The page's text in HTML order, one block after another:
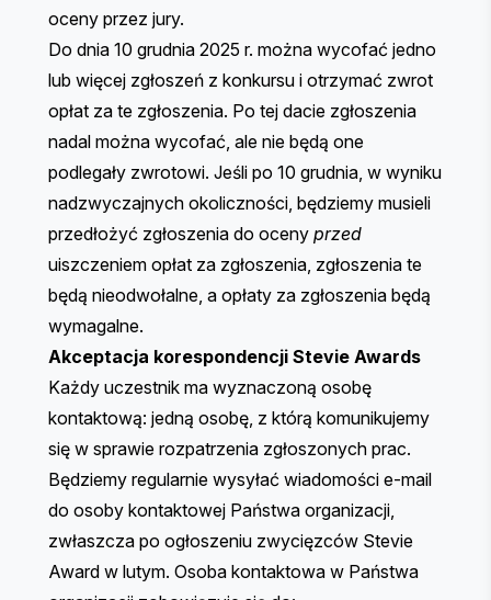
oceny przez jury.
Do dnia 10 grudnia 2025 r. można wycofać jedno
lub więcej zgłoszeń z konkursu i otrzymać zwrot
opłat za te zgłoszenia. Po tej dacie zgłoszenia
nadal można wycofać, ale nie będą one
podlegały zwrotowi. Jeśli po 10 grudnia, w wyniku
nadzwyczajnych okoliczności, będziemy musieli
przedłożyć zgłoszenia do oceny przed
uiszczeniem opłat za zgłoszenia, zgłoszenia te
będą nieodwołalne, a opłaty za zgłoszenia będą
wymagalne.
Akceptacja korespondencji Stevie Awards
Każdy uczestnik ma wyznaczoną osobę
kontaktową: jedną osobę, z którą komunikujemy
się w sprawie rozpatrzenia zgłoszonych prac.
Będziemy regularnie wysyłać wiadomości e-mail
do osoby kontaktowej Państwa organizacji,
zwłaszcza po ogłoszeniu zwycięzców Stevie
Award w lutym. Osoba kontaktowa w Państwa